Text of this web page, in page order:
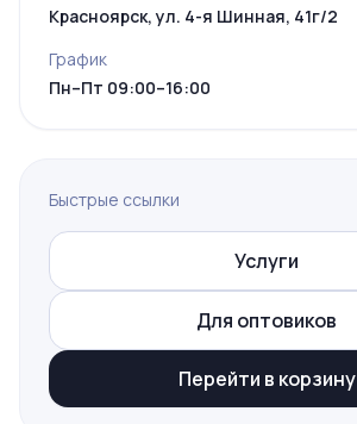
Красноярск, ул. 4-я Шинная, 41г/2
График
Пн–Пт 09:00–16:00
Быстрые ссылки
Услуги
Для оптовиков
Перейти в корзину